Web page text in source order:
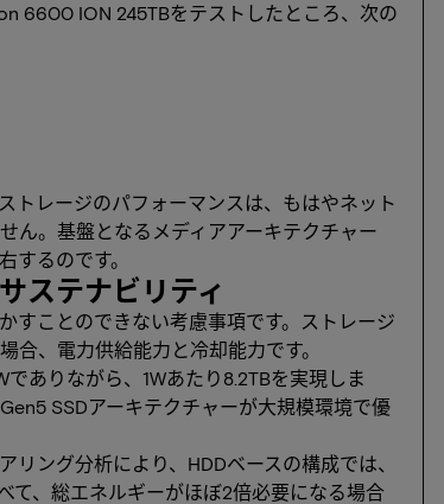
6600 ION 245TBをテストしたところ、次の
トレージのパフォーマンスは、もはやネット
ん。基盤となるメディアアーキテクチャー
するのです。
ステナビリティ
すことのできない考慮事項です。ストレージ
、電力供給能力と冷却能力です。
ありながら、1Wあたり8.2TBを実現しま
SSDアーキテクチャーが大規模環境で優
ング分析により、HDDベースの構成では、
て、総エネルギーがほぼ2倍必要になる場合